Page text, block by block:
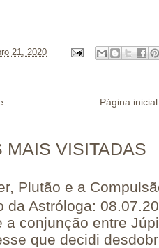
21, 2020
Página inicial
MAIS VISITADAS
Plutão e a
da Astróloga:
a conjunção entre
que decidi